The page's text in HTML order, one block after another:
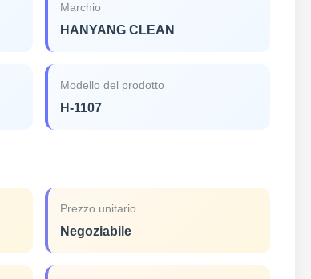
Marchio
HANYANG CLEAN
Modello del prodotto
H-1107
Prezzo unitario
Negoziabile